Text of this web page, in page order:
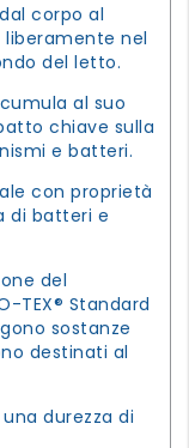
corpo al
nel
del letto.
al suo
chiave sulla
e batteri.
con proprietà
di batteri e
del
TEX® Standard
sostanze
destinati al
durezza di